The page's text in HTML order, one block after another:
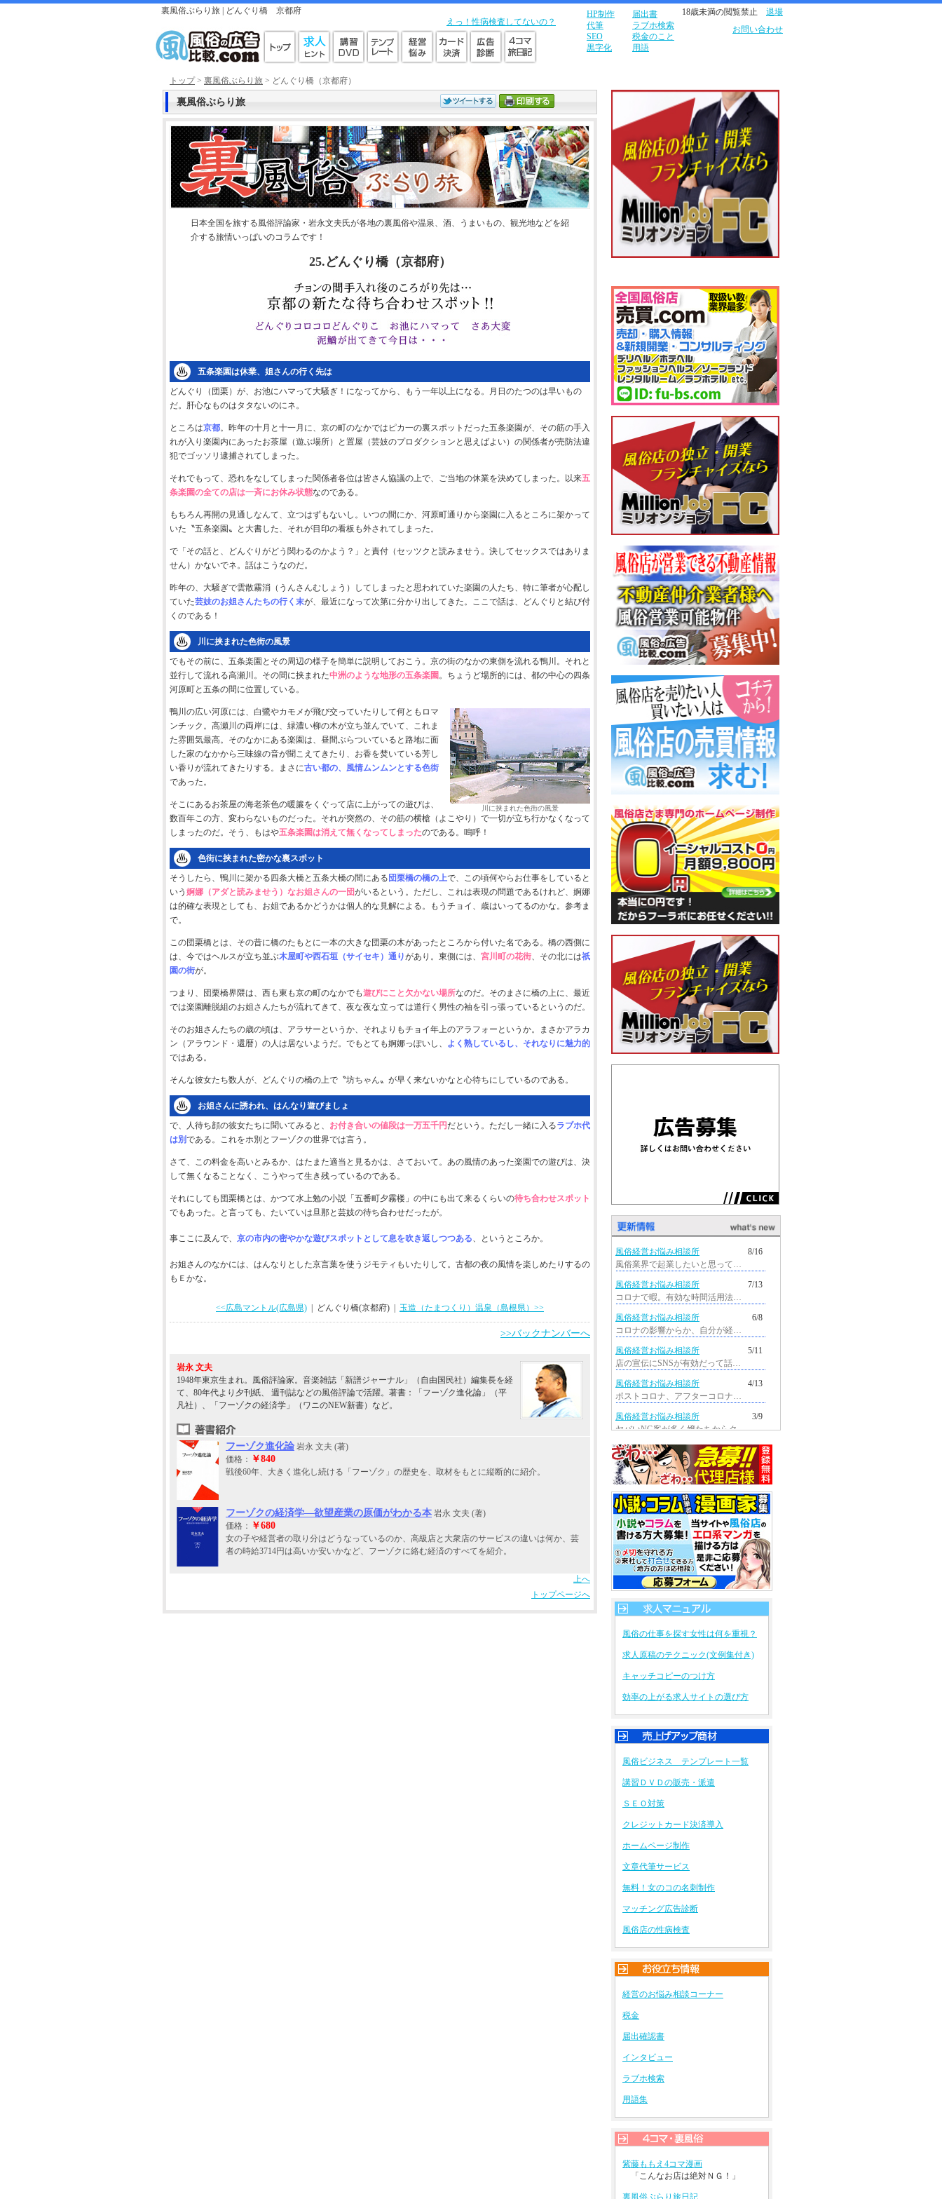
裏風俗ぶらり旅 | どんぐり橋
京都府
えっ！性病検査してないの？
HP制作
代筆
SEO
黒字化
届出書
ラブホ検索
税金のこと
用語
18歳未満の閲覧禁止 退場
お問い合わせ
トップ> 裏風俗ぶらり旅 > どんぐり橋（京都府）
裏風俗ぶらり旅
日本全国を旅する風俗評論家・岩永文夫氏が各地の裏風俗や温泉、酒、うまいもの、観光地などを紹
介する旅情いっぱいのコラムです！
25.どんぐり橋（京都府）
五条楽園は休業、姐さんの行く先は
どんぐり（団栗）が、お池にハマって大騒ぎ！になってから、もう一年以上になる。月日のたつのは早いもの
だ。肝心なものはタタないのにネ。
ところは京都。昨年の十月と十一月に、京の町のなかではピカ一の裏スポットだった五条楽園が、その筋の手入
れが入り楽園内にあったお茶屋（遊ぶ場所）と置屋（芸妓のプロダクションと思えばよい）の関係者が売防法違
犯でゴッソリ逮捕されてしまった。
それでもって、恐れをなしてしまった関係者各位は皆さん協議の上で、ご当地の休業を決めてしまった。以来五
条楽園の全ての店は一斉にお休み状態なのである。
もちろん再開の見通しなんて、立つはずもないし。いつの間にか、河原町通りから楽園に入るところに架かって
いた〝五条楽園〟と大書した、それが目印の看板も外されてしまった。
で「その話と、どんぐりがどう関わるのかよう？」と責付（セッツクと読みませう。決してセックスではありま
せん）かないでネ。話はこうなのだ。
昨年の、大騒ぎで雲散霧消（うんさんむしょう）してしまったと思われていた楽園の人たち、特に筆者が心配し
ていた芸妓のお姐さんたちの行く末が、最近になって次第に分かり出してきた。ここで話は、どんぐりと結び付
くのである！
川に挟まれた色街の風景
でもその前に、五条楽園とその周辺の様子を簡単に説明しておこう。京の街のなかの東側を流れる鴨川。それと
並行して流れる高瀬川。その間に挟まれた中洲のような地形の五条楽園 。ちょうど場所的には、都の中心の四条
河原町と五条の間に位置している。
川に挟まれた色街の風景
鴨川の広い河原には、白鷺やカモメが飛び交っていたりして何ともロマ
ンチック。高瀬川の両岸には、緑濃い柳の木が立ち並んでいて、これま
た雰囲気最高。そのなかにある楽園は、昼間ぶらついていると路地に面
した家のなかから三味線の音が聞こえてきたり、お香を焚いている芳し
い香りが流れてきたりする。まさに古い都の、風情ムンムンとする色街
であった。
そこにあるお茶屋の海老茶色の暖簾をくぐって店に上がっての遊びは、
数百年この方、変わらないものだった。それが突然の、その筋の横槍（よこやり）で一切が立ち行かなくなって
しまったのだ。そう、もはや五条楽園は消えて無くなってしまったのである。嗚呼！
色街に挟まれた密かな裏スポット
そうしたら、鴨川に架かる四条大橋と五条大橋の間にある 団栗橋の橋の上で、この頃何やらお仕事をしていると
いう 婀娜（アダと読みませう）なお姐さんの一団がいるという。ただし、これは表現の問題であるけれど、婀娜
は的確な表現としても、お姐であるかどうかは個人的な見解による。もうチョイ、歳はいってるのかな。参考ま
で。
この団栗橋とは、その昔に橋のたもとに一本の大きな団栗の木があったところから付いた名である。橋の西側に
は、今ではヘルスが立ち並ぶ木屋町や西石垣（サイセキ）通りがあり。東側には、 宮川町の花街、その北には祇
園の街が。
つまり、団栗橋界隈は、西も東も京の町のなかでも遊びにこと欠かない場所なのだ。そのまさに橋の上に、最近
では楽園離脱組のお姐さんたちが流れてきて、夜な夜な立っては道行く男性の袖を引っ張っているというのだ。
そのお姐さんたちの歳の頃は、アラサーというか、それよりもチョイ年上のアラフォーというか。まさかアラカ
ン（アラウンド・還暦）の人は居ないようだ。でもとても婀娜っぽいし、 よく熟しているし、それなりに魅力的
ではある。
そんな彼女たち数人が、どんぐりの橋の上で〝坊ちゃん〟が早く来ないかなと心待ちにしているのである。
お姐さんに誘われ、はんなり遊びましょ
で、人待ち顔の彼女たちに聞いてみると、 お付き合いの値段は一万五千円だという。ただし一緒に入るラブホ代
は別である。これをホ別とフーゾクの世界では言う。
さて、この料金を高いとみるか、はたまた適当と見るかは、さておいて。あの風情のあった楽園での遊びは、決
して無くなることなく、こうやって生き残っているのである。
それにしても団栗橋とは、かつて水上勉の小説「五番町夕霧楼」の中にも出て来るくらいの待ち合わせスポット
でもあった。と言っても、たいていは旦那と芸妓の待ち合わせだったが。
事ここに及んで、 京の市内の密やかな遊びスポットとして息を吹き返しつつある、というところか。
お姐さんのなかには、はんなりとした京言葉を使うジモティもいたりして。古都の夜の風情を楽しめたりするの
もＥかな。
<<広島マントル(広島県) | どんぐり橋(京都府) | 玉造（たまつくり）温泉（島根県）>>
>>バックナンバーへ
岩永 文夫
1948年東京生まれ。風俗評論家。音楽雑誌「新譜ジャーナル」（自由国民社）編集長を経
て、80年代より夕刊紙、 週刊誌などの風俗評論で活躍。著書：「フーゾク進化論」（平
凡社）、「フーゾクの経済学」（ワニのNEW新書）など。
フーゾク進化論 岩永 文夫 (著)
価格： ￥840
戦後60年、大きく進化し続ける「フーゾク」の歴史を、取材をもとに縦断的に紹介。
フーゾクの経済学―欲望産業の原価がわかる本 岩永 文夫 (著)
価格： ￥680
女の子や経営者の取り分はどうなっているのか、高級店と大衆店のサービスの違いは何か、芸
者の時給3714円は高いか安いかなど、フーゾクに絡む経済のすべてを紹介。
上へ
トップページへ
8/16
風俗経営お悩み相談所
風俗業界で起業したいと思っています...
7/13
風俗経営お悩み相談所
コロナで暇。有効な時間活用法を教えてほ...
6/8
風俗経営お悩み相談所
コロナの影響からか、自分が経営している...
5/11
風俗経営お悩み相談所
店の宣伝にSNSが有効だって話をよく聞く...
4/13
風俗経営お悩み相談所
ポストコロナ、アフターコロナに当たり...
3/9
風俗経営お悩み相談所
ヤバいNG客が多く嬢たちからクレームが...
2/9
風俗経営お悩み相談所
コロナの影響で、自分が経営している...
1/12
風俗経営お悩み相談所
ここ数年、メンズエステ店が増えて...
12/9
風俗経営お悩み相談所
コロナで、経営を続ける気が失せて...
11/10
風俗経営お悩み相談所
ライブチャット代理店というのを...
10/14
風俗経営お悩み相談所
コロナで大打撃の風俗ですが、これ...
9/8
風俗経営お悩み相談所
風俗の仕事を探す女性は何を重視？
求人原稿のテクニック(文例集付き)
キャッチコピーのつけ方
効率の上がる求人サイトの選び方
風俗ビジネス テンプレート一覧
講習ＤＶＤの販売・派遣
ＳＥＯ対策
クレジットカード決済導入
ホームページ制作
文章代筆サービス
無料！女のコの名刺制作
マッチング広告診断
風俗店の性病検査
経営のお悩み相談コーナー
税金
届出確認書
インタビュー
ラブホ検索
用語集
紫藤ももえ4コマ漫画
「こんなお店は絶対ＮＧ！」
裏風俗ぶらり旅日記